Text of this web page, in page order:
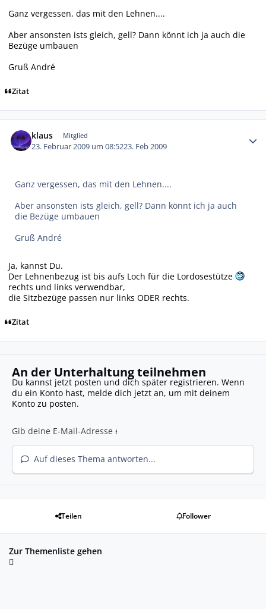
Ganz vergessen, das mit den Lehnen....
Aber ansonsten ists gleich, gell? Dann könnt ich ja auch die
Bezüge umbauen
Gruß André
Zitat
klaus Mitglied
23. Februar 2009 um 08:5223. Feb 2009
Ganz vergessen, das mit den Lehnen....
Aber ansonsten ists gleich, gell? Dann könnt ich ja auch
die Bezüge umbauen
Gruß André
Ja, kannst Du.
Der Lehnenbezug ist bis aufs Loch für die Lordosestütze
rechts und links verwendbar,
die Sitzbezüge passen nur links ODER rechts.
Zitat
An der Unterhaltung teilnehmen
Du kannst jetzt posten und dich später registrieren. Wenn
du ein Konto hast, melde dich jetzt an, um mit deinem
Konto zu posten.
Auf dieses Thema antworten...
Teilen Follower
Zur Themenliste gehen